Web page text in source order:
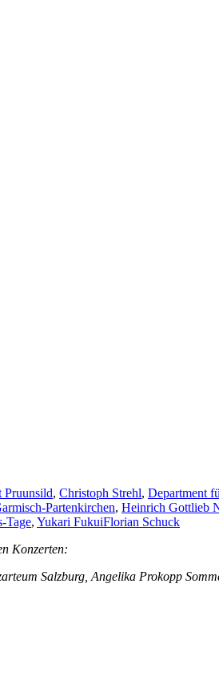
Pruunsild, Christoph Strehl, Department
Partenkirchen, Heinrich Gottlieb
Tage, Yukari FukuiFlorian Schuck
Konzerten:
Salzburg, Angelika Prokopp